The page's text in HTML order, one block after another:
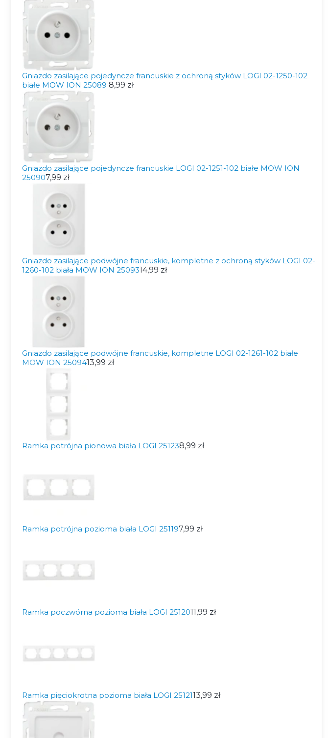
Gniazdo zasilające pojedyncze francuskie z ochroną styków LOGI 02-1250-102
białe MOW ION 25089 8,99 zł
Gniazdo zasilające pojedyncze francuskie LOGI 02-1251-102 białe MOW ION
250907,99 zł
Gniazdo zasilające podwójne francuskie, kompletne z ochroną styków LOGI 02-
1260-102 biała MOW ION 2509314,99 zł
Gniazdo zasilające podwójne francuskie, kompletne LOGI 02-1261-102 białe
MOW ION 2509413,99 zł
Ramka potrójna pionowa biała LOGI 251238,99 zł
Ramka potrójna pozioma biała LOGI 251197,99 zł
Ramka poczwórna pozioma biała LOGI 2512011,99 zł
Ramka pięciokrotna pozioma biała LOGI 2512113,99 zł